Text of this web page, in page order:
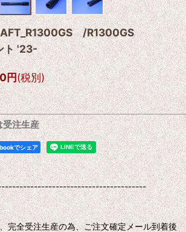
/R1300GS
ト '23-
円(税別)
受注生産
でシェア
完全受注生産の為、ご注文確定メール到着後